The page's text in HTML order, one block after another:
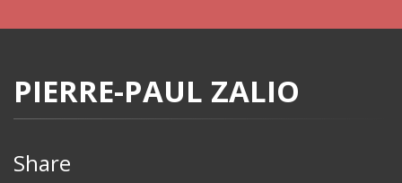
PIERRE-PAUL ZALIO
Share